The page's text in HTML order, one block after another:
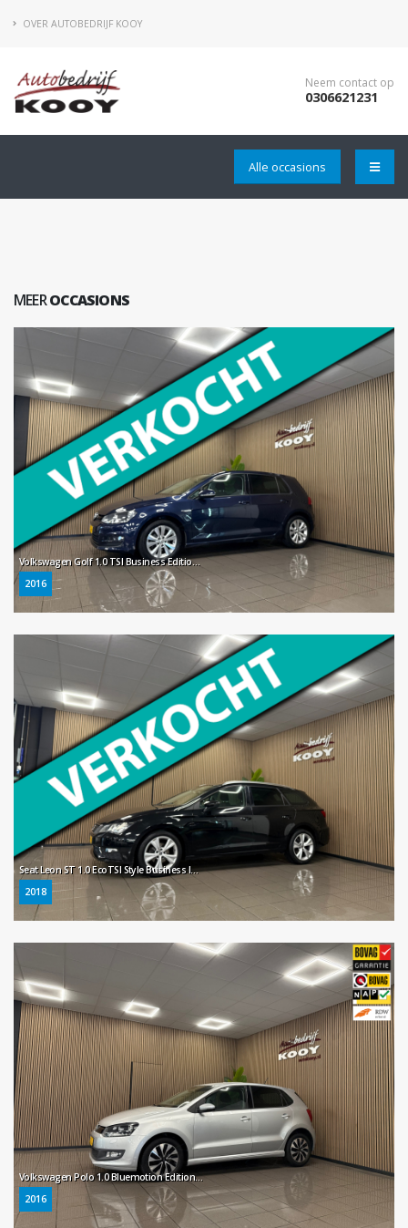
OVER AUTOBEDRIJF KOOY
Neem contact op
0306621231
Alle occasions
MEEROCCASIONS
Volkswagen Golf 1.0 TSI Business Edition Connected * Trekhaak / Navigatie / Camera / NL Auto *
2016
Seat Leon ST 1.0 EcoTSI Style Business Intense * Automaat / Carplay / Parkeersensoren / NL Auto *
2018
Volkswagen Polo 1.0 Bluemotion Edition * Automaat / Navigatie / Parkeersensoren / NL Auto *
2016